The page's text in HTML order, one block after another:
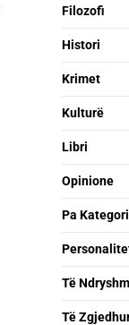
Filozofi
Histori
Krimet
Kulturë
Libri
Opinione
Pa
Të
Të